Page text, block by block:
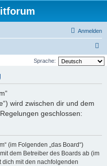
Anmelden
u
Sprache:
wird zwischen dir und dem
geschlossen:
(im Folgenden „das Board“)
dem Betreiber des Boards ab (im
dich mit den nachfolgenden